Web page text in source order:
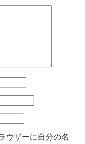
ウザーに自分の名